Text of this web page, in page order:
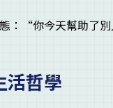
：“你今天幫助了
活哲學